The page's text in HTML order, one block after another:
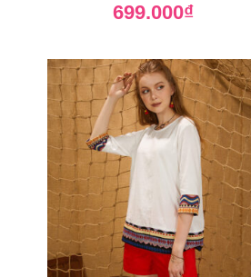
699.000₫